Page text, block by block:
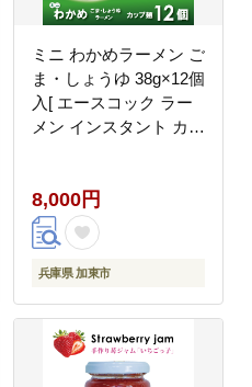
ミニ わかめラーメン ご
ま・しょうゆ 38g×12個
入[ エースコック ラー
メン インスタント カッ
箱 ケース ]
8,000円
兵庫県 加東市